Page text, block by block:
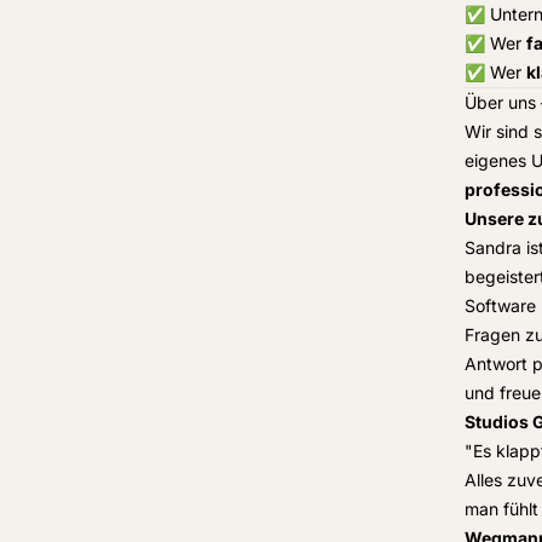
✅
✅ Wer
✅ Wer
Über uns
Wir sind
eigenes
Unsere
Sandra
Software
Fragen
Antwort
und
Studios
"Es
Alles
man